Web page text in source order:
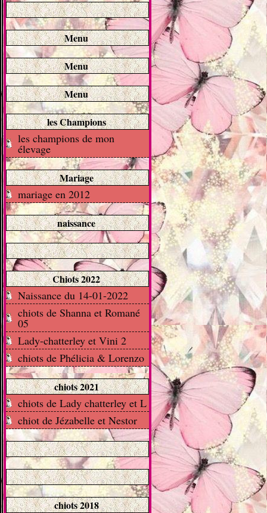
Menu
Menu
Menu
les Champions
les champions de mon
élevage
Mariage
mariage en 2012
naissance
Chiots 2022
Naissance du 14-01-2022
chiots de Shanna et Romané
05
Lady-chatterley et Vini 2
chiots de Phélicia & Lorenzo
chiots 2021
chiots de Lady chatterley et L
chiot de Jézabelle et Nestor
chiots 2018